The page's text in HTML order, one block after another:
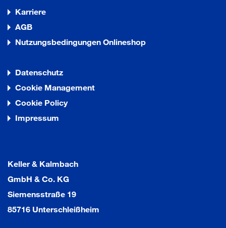
Karriere
AGB
Nutzungsbedingungen Onlineshop
Datenschutz
Cookie Management
Cookie Policy
Impressum
Keller & Kalmbach
GmbH & Co. KG
Siemensstraße 19
85716 Unterschleißheim